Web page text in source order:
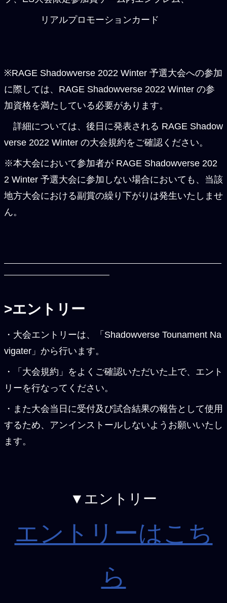
リアルプロモーションカード
※RAGE Shadowverse 2022 Winter 予選大会への参加
に際しては、RAGE Shadowverse 2022 Winter の参
加資格を満たしている必要があります。
詳細については、後日に発表される RAGE Shadow
verse 2022 Winter の大会規約をご確認ください。
※本大会において参加者が RAGE Shadowverse 202
2 Winter 予選大会に参加しない場合においても、当該
地方大会における副賞の繰り下がりは発生いたしませ
ん。
>エントリー
・大会エントリーは、「Shadowverse Tounament Na
vigater」から行います。
・「大会規約」をよくご確認いただいた上で、エント
リーを行なってください。
・また大会当日に受付及び試合結果の報告として使用
するため、アンインストールしないようお願いいたし
ます。
▼エントリー
エントリーはこち
ら